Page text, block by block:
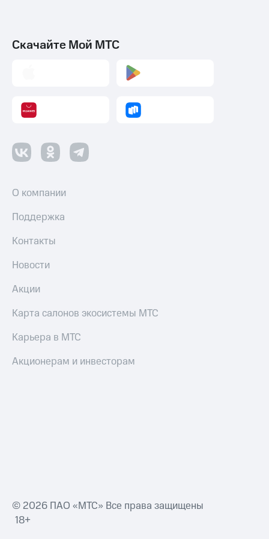
Скачайте Мой МТС
О компании
Поддержка
Контакты
Новости
Акции
Карта салонов экосистемы МТС
Карьера в МТС
Акционерам и инвесторам
© 2026 ПАО «МТС» Все права защищены
18+